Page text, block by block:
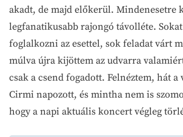
akadt, de majd előkerül. Mindenesetre
legfanatikusabb rajongó távolléte.
foglalkozni az esettel, sok feladat várt
múlva újra kijöttem az udvarra
csak a csend fogadott. Felnéztem, hát a
Cirmi napozott, és mintha nem is
hogy a napi aktuális koncert végleg